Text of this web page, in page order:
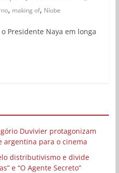
, making of, Níobe
Presidente Naya em longa
Duvivier protagonizam
argentina para o cinema
distributivismo e divide
e “O Agente Secreto”